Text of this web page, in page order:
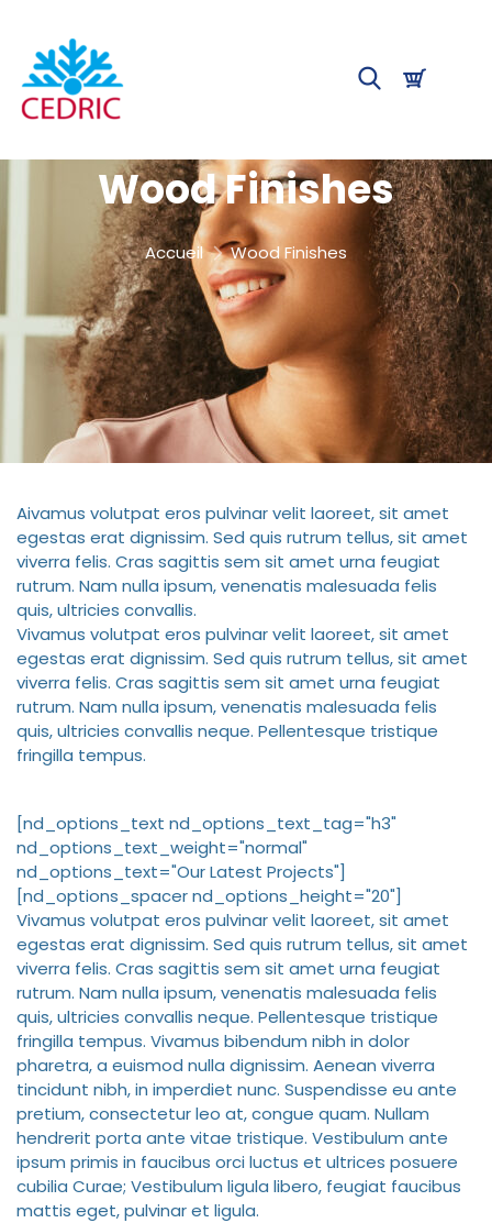
Wood Finishes
Accueil Wood Finishes
Aivamus volutpat eros pulvinar velit laoreet, sit amet
egestas erat dignissim. Sed quis rutrum tellus, sit amet
viverra felis. Cras sagittis sem sit amet urna feugiat
rutrum. Nam nulla ipsum, venenatis malesuada felis
quis, ultricies convallis.
Vivamus volutpat eros pulvinar velit laoreet, sit amet
egestas erat dignissim. Sed quis rutrum tellus, sit amet
viverra felis. Cras sagittis sem sit amet urna feugiat
rutrum. Nam nulla ipsum, venenatis malesuada felis
quis, ultricies convallis neque. Pellentesque tristique
fringilla tempus.
[nd_options_text nd_options_text_tag="h3"
nd_options_text_weight="normal"
nd_options_text="Our Latest Projects"]
[nd_options_spacer nd_options_height="20"]
Vivamus volutpat eros pulvinar velit laoreet, sit amet
egestas erat dignissim. Sed quis rutrum tellus, sit amet
viverra felis. Cras sagittis sem sit amet urna feugiat
rutrum. Nam nulla ipsum, venenatis malesuada felis
quis, ultricies convallis neque. Pellentesque tristique
fringilla tempus. Vivamus bibendum nibh in dolor
pharetra, a euismod nulla dignissim. Aenean viverra
tincidunt nibh, in imperdiet nunc. Suspendisse eu ante
pretium, consectetur leo at, congue quam. Nullam
hendrerit porta ante vitae tristique. Vestibulum ante
ipsum primis in faucibus orci luctus et ultrices posuere
cubilia Curae; Vestibulum ligula libero, feugiat faucibus
mattis eget, pulvinar et ligula.